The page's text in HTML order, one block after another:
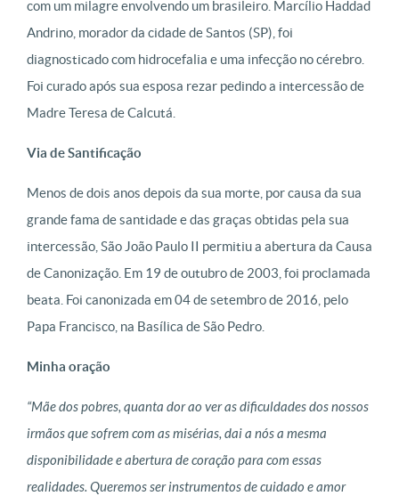
com um milagre envolvendo um brasileiro. Marcílio Haddad
Andrino, morador da cidade de Santos (SP), foi
diagnosticado com hidrocefalia e uma infecção no cérebro.
Foi curado após sua esposa rezar pedindo a intercessão de
Madre Teresa de Calcutá.
Via de Santificação
Menos de dois anos depois da sua morte, por causa da sua
grande fama de santidade e das graças obtidas pela sua
intercessão, São João Paulo II permitiu a abertura da Causa
de Canonização. Em 19 de outubro de 2003, foi proclamada
beata. Foi canonizada em 04 de setembro de 2016, pelo
Papa Francisco, na Basílica de São Pedro.
Minha oração
“Mãe dos pobres, quanta dor ao ver as dificuldades dos nossos
irmãos que sofrem com as misérias, dai a nós a mesma
disponibilidade e abertura de coração para com essas
realidades. Queremos ser instrumentos de cuidado e amor